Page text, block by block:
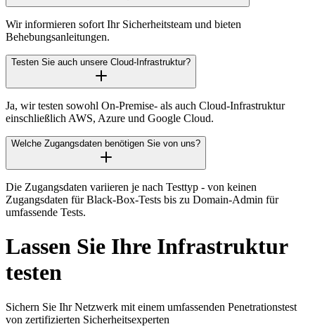
Wir informieren sofort Ihr Sicherheitsteam und bieten
Behebungsanleitungen.
Testen Sie auch unsere Cloud-Infrastruktur?
Ja, wir testen sowohl On-Premise- als auch Cloud-Infrastruktur
einschließlich AWS, Azure und Google Cloud.
Welche Zugangsdaten benötigen Sie von uns?
Die Zugangsdaten variieren je nach Testtyp - von keinen
Zugangsdaten für Black-Box-Tests bis zu Domain-Admin für
umfassende Tests.
Lassen Sie Ihre Infrastruktur
testen
Sichern Sie Ihr Netzwerk mit einem umfassenden Penetrationstest
von zertifizierten Sicherheitsexperten